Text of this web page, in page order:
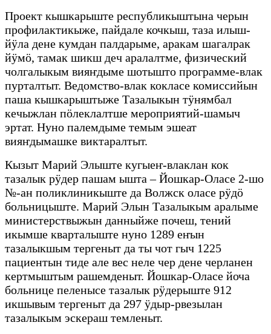
Проект кышкарыште республикыштына черын
профилактикыже, пайдале кочкыш, таза илыш-
йӱла дене кумдан палдарыме, аракам шагалрак
йӱмӧ, тамак шикш деч аралалтме, физический
чолгалыкым вияҥдыме шотышто программе-влак
пурталтыт. Ведомство-влак кокласе комиссийын
паша кышкарыштыже Тазалыкын тӱнямбал
кечыжлан пӧлеклалтше мероприятий-шамыч
эртат. Нуно палемдыме темым эшеат
вияҥдымашке виктаралтыт.
Кызыт Марий Элыште кугыеҥ-влаклан кок
тазалык рӱдер пашам ышта – Йошкар-Оласе 2-шо
№-ан поликлиникыште да Волжск оласе рӱдӧ
больницыште. Марий Элын Тазалыкым аралыме
министерствыжын данныйже почеш, тений
икымше кварталыште нуно 1289 еҥын
тазалыкшым тергеныт да ты чот гыч 1225
пациентын тиде але вес неле чер дене черланен
кертмыштым рашемденыт. Йошкар-Оласе йоча
больнице пеленысе тазалык рӱдерыште 912
икшывым тергеныт да 297 ӱдыр-рвезылан
тазалыкым эскераш темленыт.